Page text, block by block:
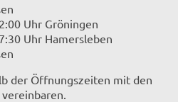
Uhr Gröningen
Uhr Hamersleben
der Öffnungszeiten mit den